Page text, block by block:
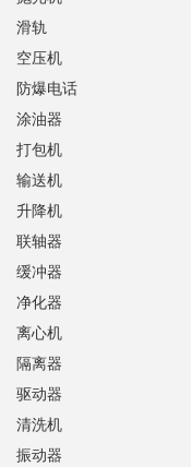
滑轨
空压机
防爆电话
涂油器
打包机
输送机
升降机
联轴器
缓冲器
净化器
离心机
隔离器
驱动器
清洗机
振动器